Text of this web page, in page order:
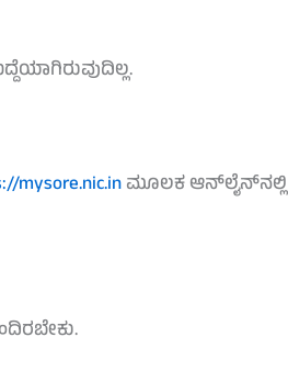
mysore.nic.inಮೂಲಕ ಆನ್‌ಲೈನ್‌ನಲ್ಲಿ